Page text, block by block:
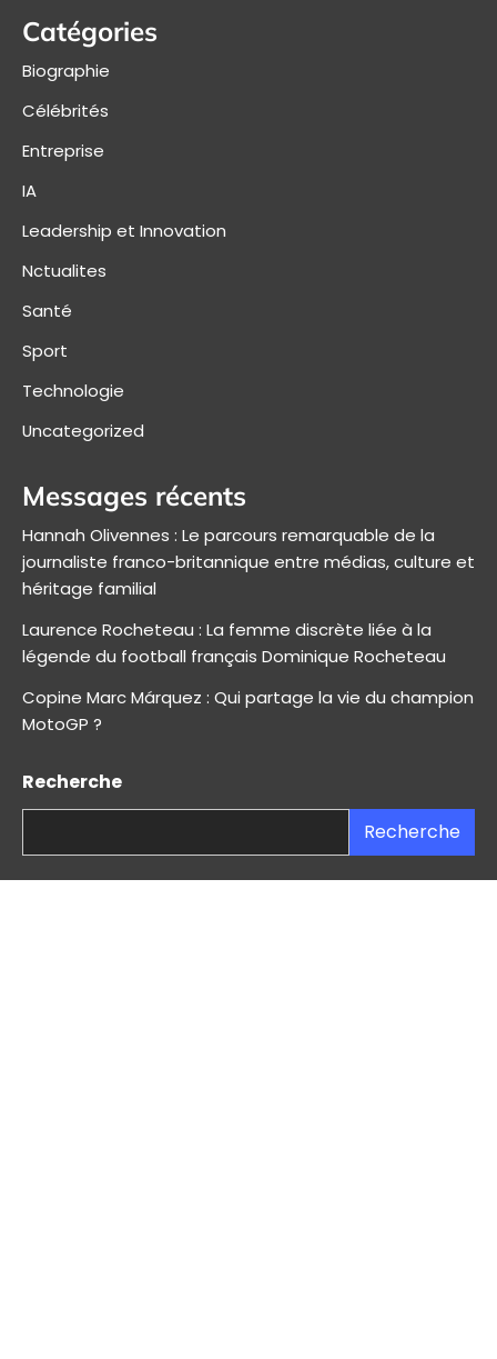
Catégories
Biographie
Célébrités
Entreprise
IA
Leadership et Innovation
Nctualites
Santé
Sport
Technologie
Uncategorized
Messages récents
Hannah Olivennes : Le parcours remarquable de la
journaliste franco-britannique entre médias, culture et
héritage familial
Laurence Rocheteau : La femme discrète liée à la
légende du football français Dominique Rocheteau
Copine Marc Márquez : Qui partage la vie du champion
MotoGP ?
Recherche
Recherche